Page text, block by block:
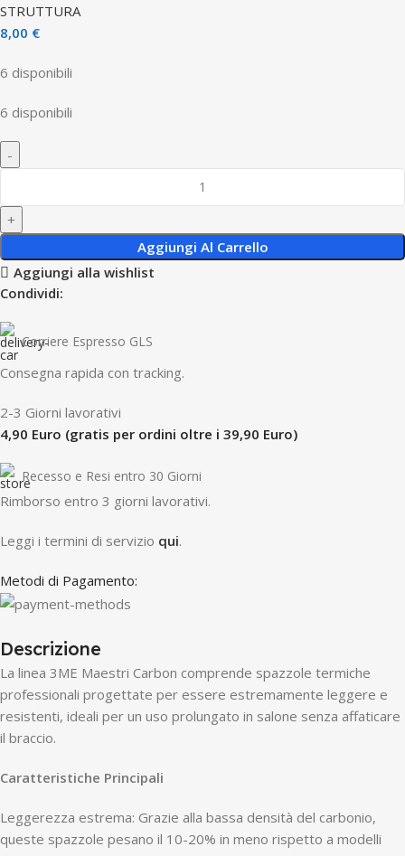
STRUTTURA
8,00 €
6 disponibili
6 disponibili
Aggiungi Al Carrello
Aggiungi alla wishlist
Condividi:
Corriere Espresso GLS
Consegna rapida con tracking.
2-3 Giorni lavorativi
4,90 Euro (gratis per ordini oltre i 39,90 Euro)
Recesso e Resi entro 30 Giorni
Rimborso entro 3 giorni lavorativi.
Leggi i termini di servizio qui.
Metodi di Pagamento:
Descrizione
La linea 3ME Maestri Carbon comprende spazzole termiche
professionali progettate per essere estremamente leggere e
resistenti, ideali per un uso prolungato in salone senza affaticare
il braccio.
Caratteristiche Principali
Leggerezza estrema: Grazie alla bassa densità del carbonio,
queste spazzole pesano il 10-20% in meno rispetto a modelli